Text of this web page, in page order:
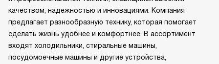
качеством, надежностью и инновациями. Компания
предлагает разнообразную технику, которая помогает
сделать жизнь удобнее и комфортнее. В ассортимент
входят холодильники, стиральные машины,
посудомоечные машины и другие устройства,